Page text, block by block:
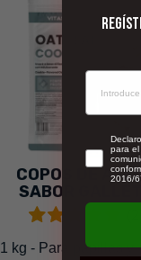
-
COPOS DE
SABOR
1 kg - Para papillas y
newsletter
para el
2016/